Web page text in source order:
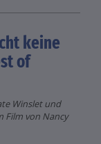
keine
of
Winslet und
Film von Nancy